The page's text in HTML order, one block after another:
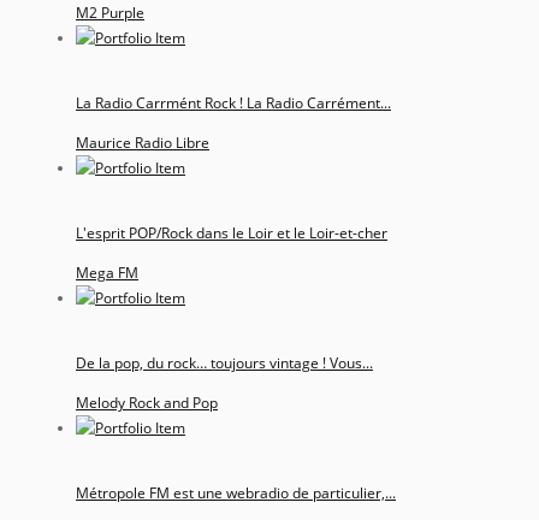
M2 Purple
La Radio Carrmént Rock ! La Radio Carrément...
Maurice Radio Libre
L'esprit POP/Rock dans le Loir et le Loir-et-cher
Mega FM
De la pop, du rock… toujours vintage ! Vous...
Melody Rock and Pop
Métropole FM est une webradio de particulier,...